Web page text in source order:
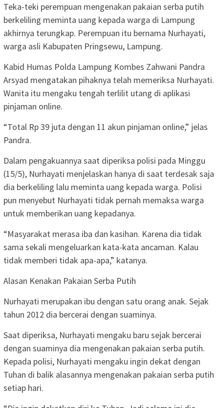
Teka-teki perempuan mengenakan pakaian serba putih
berkeliling meminta uang kepada warga di Lampung
akhirnya terungkap. Perempuan itu bernama Nurhayati,
warga asli Kabupaten Pringsewu, Lampung.
Kabid Humas Polda Lampung Kombes Zahwani Pandra
Arsyad mengatakan pihaknya telah memeriksa Nurhayati.
Wanita itu mengaku tengah terlilit utang di aplikasi
pinjaman online.
“Total Rp 39 juta dengan 11 akun pinjaman online,” jelas
Pandra.
Dalam pengakuannya saat diperiksa polisi pada Minggu
(15/5), Nurhayati menjelaskan hanya di saat terdesak saja
dia berkeliling lalu meminta uang kepada warga. Polisi
pun menyebut Nurhayati tidak pernah memaksa warga
untuk memberikan uang kepadanya.
“Masyarakat merasa iba dan kasihan. Karena dia tidak
sama sekali mengeluarkan kata-kata ancaman. Kalau
tidak memberi tidak apa-apa,” katanya.
Alasan Kenakan Pakaian Serba Putih
Nurhayati merupakan ibu dengan satu orang anak. Sejak
tahun 2012 dia bercerai dengan suaminya.
Saat diperiksa, Nurhayati mengaku baru sejak bercerai
dengan suaminya dia mengenakan pakaian serba putih.
Kepada polisi, Nurhayati mengaku ingin dekat dengan
Tuhan di balik alasannya mengenakan pakaian serba putih
setiap hari.